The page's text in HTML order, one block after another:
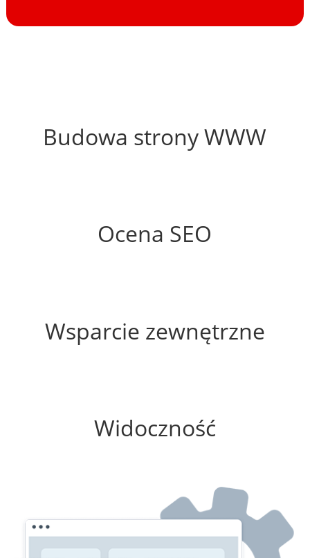
Budowa strony WWW
Ocena SEO
Wsparcie zewnętrzne
Widoczność